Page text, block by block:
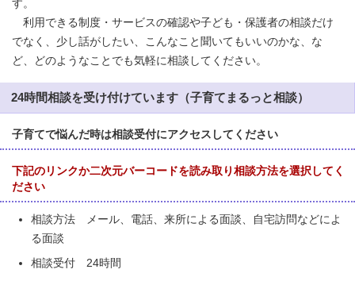
す。
利用できる制度・サービスの確認や子ども・保護者の相談だけ
でなく、少し話がしたい、こんなこと聞いてもいいのかな、な
ど、どのようなことでも気軽に相談してください。
24時間相談を受け付けています（子育てまるっと相談）
子育てで悩んだ時は相談受付にアクセスしてください
下記のリンクか二次元バーコードを読み取り相談方法を選択してく
ださい
相談方法 メール、電話、来所による面談、自宅訪問などによ
る面談
相談受付 24時間